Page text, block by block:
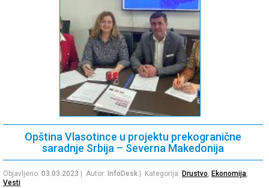
Opština Vlasotince u projektu prekogranične
saradnje Srbija – Severna Makedonija
Objavljeno: 03.03.2023 | Autor: InfoDesk | Kategorija: Drustvo, Ekonomija,
Vesti